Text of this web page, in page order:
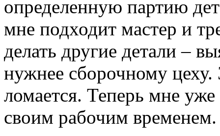
определенную партию
мне подходит мастер и
делать другие детали –
нужнее сборочному
ломается. Теперь мне
своим рабочим